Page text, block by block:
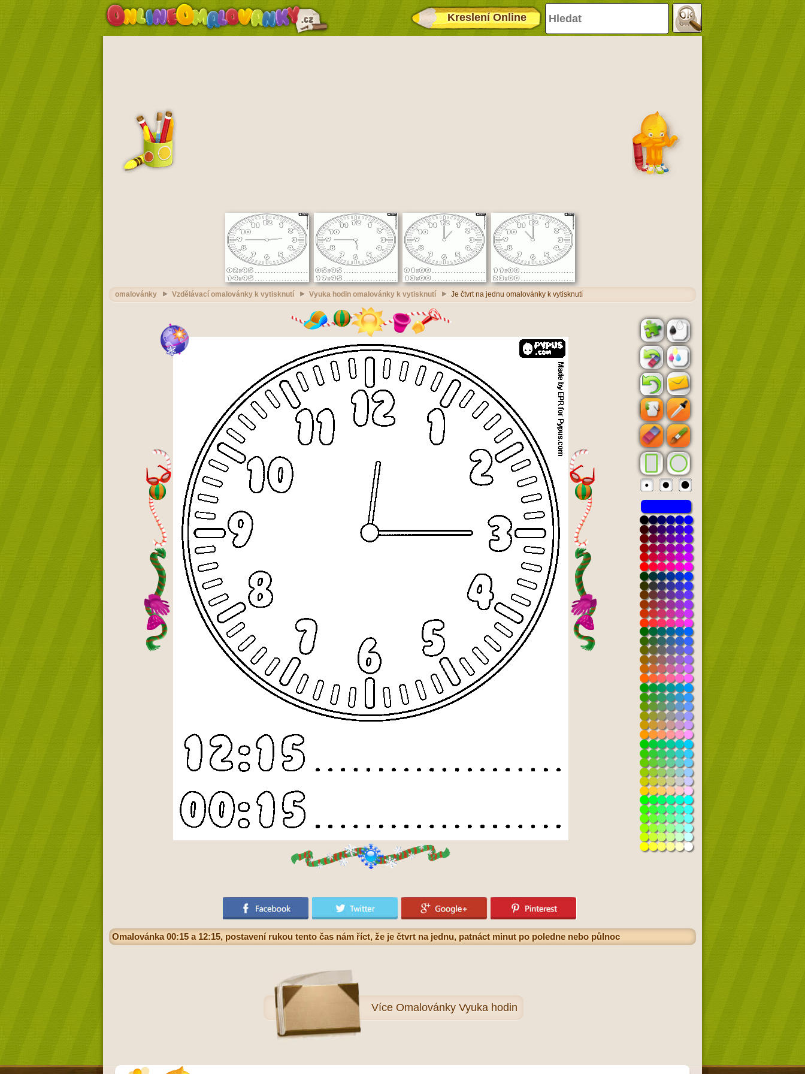
Kreslení Online
omalovánky Vzdělávací omalovánky k vytisknutí Vyuka hodin omalovánky k vytisknutí Je čtvrt na jednu omalovánky k vytisknutí
Omalovánka 00:15 a 12:15, postavení rukou tento čas nám říct, že je čtvrt na jednu, patnáct minut po poledne nebo půlnoc
Více Omalovánky Vyuka hodin